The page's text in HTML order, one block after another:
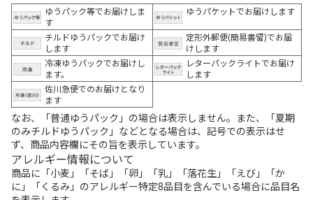
ゆうパック等でお届けしま
す
ゆうパケットでお届けします
チルドゆうパックでお届け
します
定形外郵便(簡易書留)でお届
けします
冷凍ゆうパックでお届けし
ます。
レターパックライトでお届け
します
佐川急便でのお届けとなり
ます
なお、「普通ゆうパック」の場合は表示しません。また、「夏期
のみチルドゆうパック」などとなる場合は、記号での表示はせ
ず、商品内容欄にその旨を表示しています。
アレルギー情報について
商品に「小麦」「そば」「卵」「乳」「落花生」「えび」「か
に」「くるみ」のアレルギー特定8品目を含んでいる場合に品目名